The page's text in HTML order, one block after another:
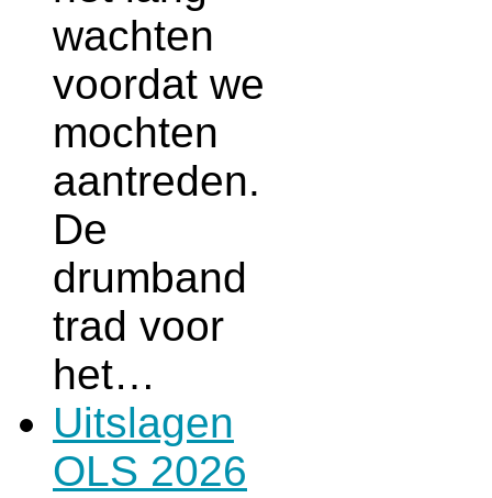
wachten
voordat we
mochten
aantreden.
De
drumband
trad voor
het…
Uitslagen
OLS 2026